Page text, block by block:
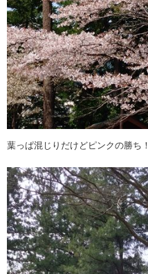
葉っぱ混じりだけどピンクの勝ち！